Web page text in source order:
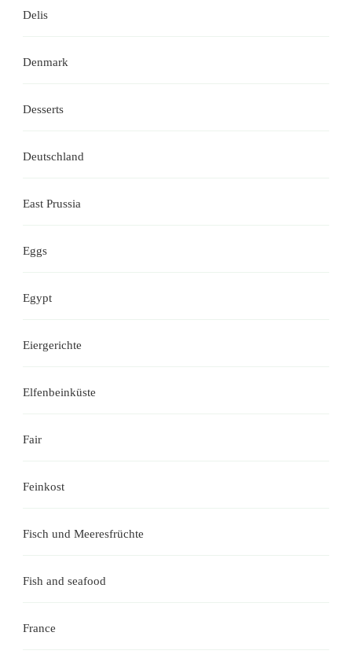
Delis
Denmark
Desserts
Deutschland
East Prussia
Eggs
Egypt
Eiergerichte
Elfenbeinküste
Fair
Feinkost
Fisch und Meeresfrüchte
Fish and seafood
France